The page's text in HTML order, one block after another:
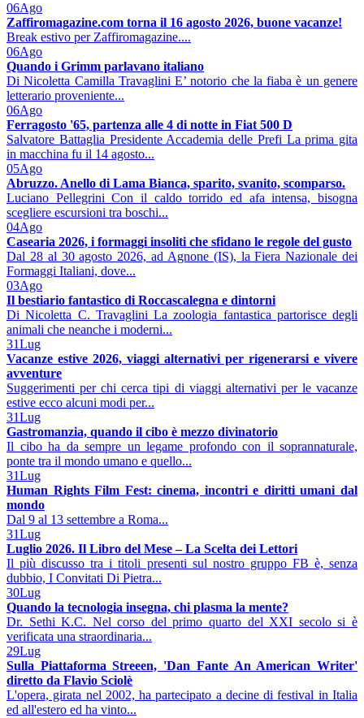
06Ago
Zaffiromagazine.com torna il 16 agosto 2026, buone vacanze!
Break estivo per Zaffiromagazine....
06Ago
Quando i Grimm parlavano italiano
Di Nicoletta Camilla Travaglini E’ notorio che la fiaba è un genere
letterario proveniente...
06Ago
Ferragosto '65, partenza alle 4 di notte in Fiat 500 D
Salvatore Battaglia Presidente Accademia delle Prefi La prima gita
in macchina fu il 14 agosto...
05Ago
Abruzzo. Anello di Lama Bianca, sparito, svanito, scomparso.
Luciano Pellegrini Con il caldo torrido ed afa intensa, bisogna
scegliere escursioni tra boschi...
04Ago
Casearia 2026, i formaggi insoliti che sfidano le regole del gusto
Dal 28 al 30 agosto 2026, ad Agnone (IS), la Fiera Nazionale dei
Formaggi Italiani, dove...
03Ago
Il bestiario fantastico di Roccascalegna e dintorni
Di Nicoletta C. Travaglini La zoologia fantastica partorisce degli
animali che neanche i moderni...
31Lug
Vacanze estive 2026, viaggi alternativi per rigenerarsi e vivere
avventure
Suggerimenti per chi cerca tipi di viaggi alternativi per le vacanze
estive ecco alcuni modi per...
31Lug
Gastromanzia, quando il cibo è mezzo divinatorio
Il cibo ha da sempre un legame profondo con il soprannaturale,
ponte tra il mondo umano e quello...
31Lug
Human Rights Film Fest: cinema, incontri e diritti umani dal
mondo
Dal 9 al 13 settembre a Roma...
31Lug
Luglio 2026. Il Libro del Mese – La Scelta dei Lettori
Il più discusso tra i titoli presenti sul nostro gruppo FB è, senza
dubbio, I Convitati Di Pietra...
30Lug
Quando la tecnologia insegna, chi plasma la mente?
Dr. Sethi K.C. Nel corso del primo quarto del XXI secolo si è
verificata una straordinaria...
29Lug
Sulla Piattaforma Streeen, 'Dan Fante An American Writer'
diretto da Flavio Sciolè
L'opera, girata nel 2002, ha partecipato a decine di festival in Italia
ed all'estero ed ha vinto...